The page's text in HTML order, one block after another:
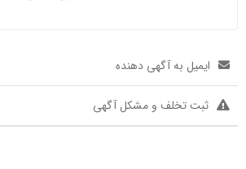
ایمیل به آگهی دهنده
ثبت تخلف و مشکل آگهی